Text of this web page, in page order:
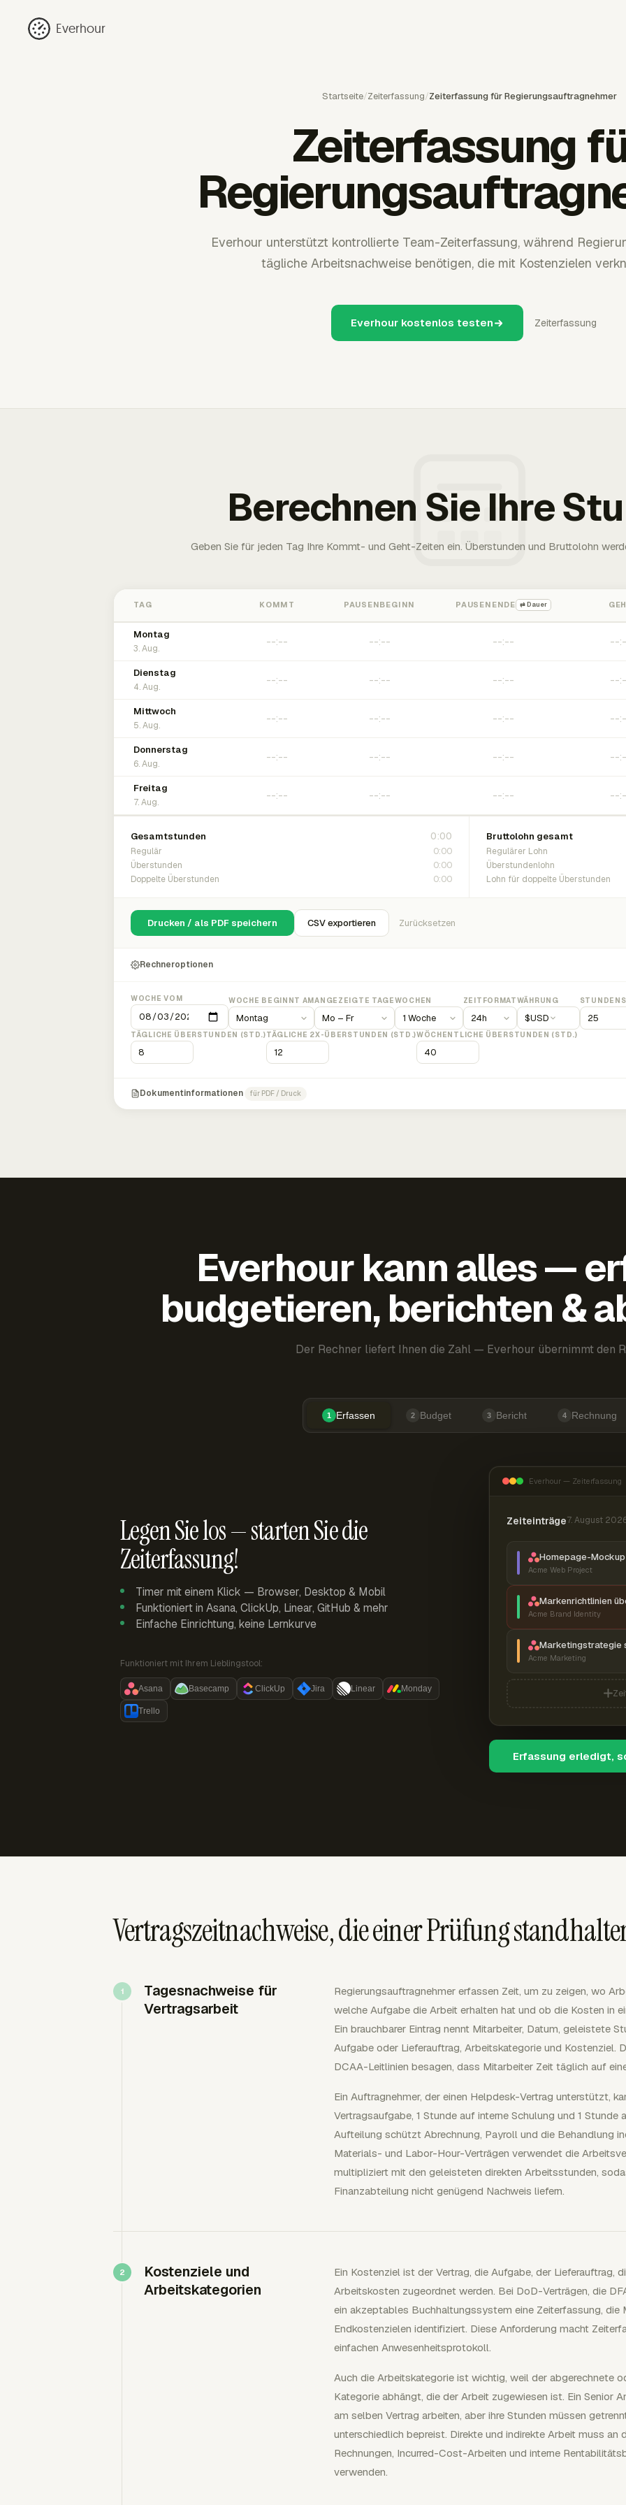
Everhour
Startseite/Zeiterfassung/Zeiterfassung für Regierungsauftragnehmer
Zeiterfassung
Everhour unterstützt kontrollierte Team-Zeiterfassung, während
tägliche Arbeitsnachweise benötigen, die mit Kostenzielen
Everhour kostenlos testen Zeiterfassung
Berechnen Sie Ihre
Geben Sie für jeden Tag Ihre Kommt- und Geht-Zeiten ein. Überstunden und Bruttolohn
TAG KOMMT PAUSENBEGINN PAUSENENDE ⇄ Dauer
Montag
3. Aug.
Dienstag
4. Aug.
Mittwoch
5. Aug.
Donnerstag
6. Aug.
Freitag
7. Aug.
Gesamtstunden 0:00
Regulär 0:00
Überstunden 0:00
Doppelte Überstunden 0:00
Bruttolohn gesamt
Regulärer Lohn
Überstundenlohn
Lohn für doppelte Überstunden
Drucken / als PDF speichern CSV exportieren Zurücksetzen
Rechneroptionen
WOCHE VOM WOCHE BEGINNT AMANGEZEIGTE TAGEWOCHEN ZEITFORMATWÄHRUNG
$USD
TÄGLICHE ÜBERSTUNDEN (STD.)TÄGLICHE 2X-ÜBERSTUNDEN (STD.)WÖCHENTLICHE ÜBERSTUNDEN (STD.)
Dokumentinformationen für PDF / Druck
Everhour kann alles —
budgetieren, berichten &
Der Rechner liefert Ihnen die Zahl — Everhour übernimmt den
1 Erfassen 2 Budget 3 Bericht 4 Rechnung
Legen Sie los — starten Sie die
Zeiterfassung!
Timer mit einem Klick — Browser, Desktop & Mobil
Funktioniert in Asana, ClickUp, Linear, GitHub & mehr
Einfache Einrichtung, keine Lernkurve
Funktioniert mit Ihrem Lieblingstool:
Asana Basecamp ClickUp Jira Linear Monday
Trello
Everhour — Zeiterfassung
Zeiteinträge7. August
Homepage-
Acme Web Project
Markenrichtlinien
Acme Brand Identity
Marketingstrategie
Acme Marketing
Erfassung erledigt,
Vertragszeitnachweise, die einer Prüfung
Tagesnachweise für
Vertragsarbeit
Regierungsauftragnehmer erfassen Zeit, um zu zeigen, wo
welche Aufgabe die Arbeit erhalten hat und ob die Kosten in
Ein brauchbarer Eintrag nennt Mitarbeiter, Datum, geleistete
Aufgabe oder Lieferauftrag, Arbeitskategorie und Kostenziel.
DCAA-Leitlinien besagen, dass Mitarbeiter Zeit täglich auf
Ein Auftragnehmer, der einen Helpdesk-Vertrag unterstützt,
Vertragsaufgabe, 1 Stunde auf interne Schulung und 1
Aufteilung schützt Abrechnung, Payroll und die Behandlung
Materials- und Labor-Hour-Verträgen verwendet die
multipliziert mit den geleisteten direkten Arbeitsstunden,
Finanzabteilung nicht genügend Nachweis liefern.
Kostenziele und
Arbeitskategorien
Ein Kostenziel ist der Vertrag, die Aufgabe, der Lieferauftrag,
Arbeitskosten zugeordnet werden. Bei DoD-Verträgen, die
ein akzeptables Buchhaltungssystem eine Zeiterfassung, die
Endkostenzielen identifiziert. Diese Anforderung macht
einfachen Anwesenheitsprotokoll.
Auch die Arbeitskategorie ist wichtig, weil der abgerechnete
Kategorie abhängt, die der Arbeit zugewiesen ist. Ein Senior
am selben Vertrag arbeiten, aber ihre Stunden müssen
unterschiedlich bepreist. Direkte und indirekte Arbeit muss an
Rechnungen, Incurred-Cost-Arbeiten und interne
verwenden.